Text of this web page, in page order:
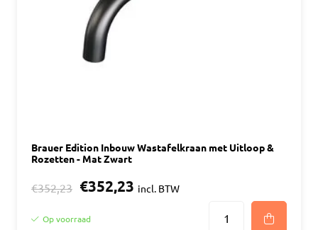
Brauer Edition Inbouw Wastafelkraan met Uitloop &
Rozetten - Mat Zwart
€352,23 €352,23 incl. BTW
Op voorraad